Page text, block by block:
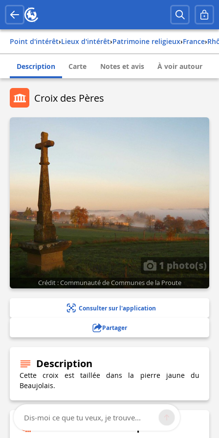
Point d'intérêt› Lieux d'intérêt› Patrimoine religieux› france›
Description Carte Notes et avis À voir autour
Croix des Pères
1 photo(s)
Crédit : Communauté de Communes de la Proute
Consulter sur l'application
Partager
Description
Cette croix est taillée dans la pierre jaune du
Beaujolais.
Informations techniques
Dis-moi ce que tu veux, je trouve...